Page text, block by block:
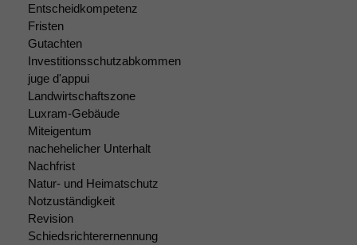
Entscheidkompetenz
Fristen
Gutachten
Investitionsschutzabkommen
juge d'appui
Landwirtschaftszone
Luxram-Gebäude
Miteigentum
nachehelicher Unterhalt
Nachfrist
Natur- und Heimatschutz
Notzuständigkeit
Revision
Schiedsrichterernennung